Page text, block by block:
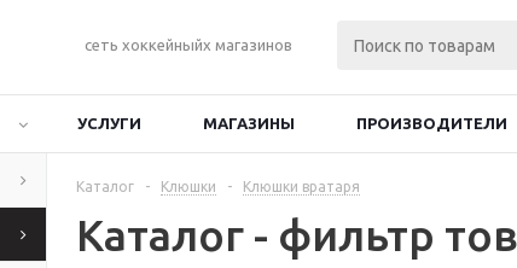
сеть хоккейныйх магазинов
УСЛУГИ МАГАЗИНЫ ПРОИЗВОДИТЕЛИ
Каталог - Клюшки - Клюшки вратаря
Каталог - фильтр